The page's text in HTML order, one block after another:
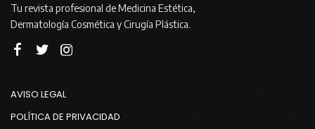
Tu revista profesional de Medicina Estética,
Dermatología Cosmética y Cirugía Plástica.
AVISO LEGAL
POLÍTICA DE PRIVACIDAD